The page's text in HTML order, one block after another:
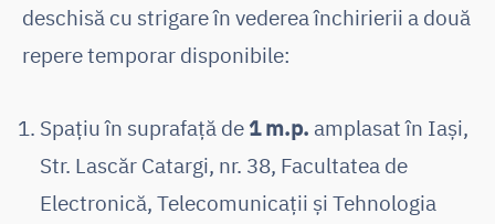
deschisă cu strigare în vederea închirierii a două
repere temporar disponibile:
Spațiu în suprafață de 1 m.p. amplasat în Iași,
Str. Lascăr Catargi, nr. 38, Facultatea de
Electronică, Telecomunicații și Tehnologia